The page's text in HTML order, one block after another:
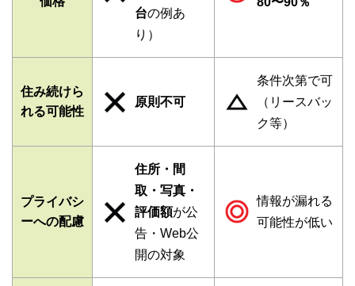
台の例あ
り）
住み続けら
れる可能性
原則不可
条件次第で可
（リースバッ
ク等）
プライバシ
ーへの配慮
住所・間
取・写真・
評価額が公
告・Web公
開の対象
情報が漏れる
可能性が低い